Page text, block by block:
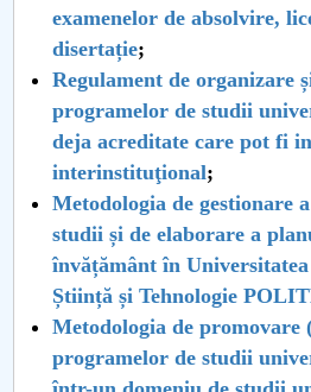
Proiect SU-ETIC
Protecția datelor personale
UNIVERSITATE pentru
IOSUD/CSUD-Doctorate
Comisie de etica unversitară
Evenimente CUP
Accesibilitate pentru studenții
examenelor de absolvire,
disertație;
Regulament de organizare
programelor de studii
deja acreditate care pot fi
interinstituţional;
Metodologia de gestionare
studii și de elaborare a
învățământ în
Știință și Tehnologie
Metodologia de promovare
programelor de studii